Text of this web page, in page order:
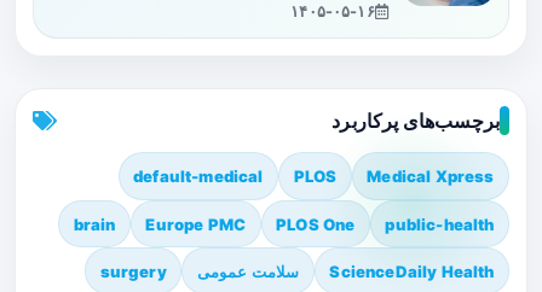
۱۴۰۵-۰۵-۱۶
برچسب‌های پرکاربرد
Medical Xpress
PLOS
default-medical
public-health
PLOS One
Europe PMC
brain
ScienceDaily Health سلامت عمومی surgery